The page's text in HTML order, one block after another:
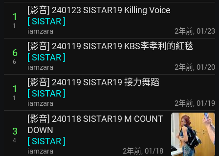
1
1
[影音] 240123 SISTAR19 Killing Voice
[SISTAR]
iamzara 2年前, 01/23
6
6
[影音] 240119 SISTAR19 KBS李孝利的紅毯
[SISTAR]
iamzara 2年前, 01/20
1
1
[影音] 240119 SISTAR19 接力舞蹈
[SISTAR]
iamzara 2年前, 01/19
3
4
[影音] 240118 SISTAR19 M COUNT
DOWN
[SISTAR]
iamzara 2年前, 01/18